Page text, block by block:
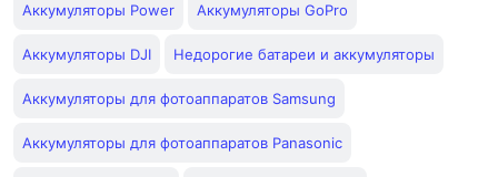
Аккумуляторы Power Аккумуляторы GoPro
Аккумуляторы DJI Недорогие батареи и аккумуляторы
Аккумуляторы для фотоаппаратов Samsung
Аккумуляторы для фотоаппаратов Panasonic